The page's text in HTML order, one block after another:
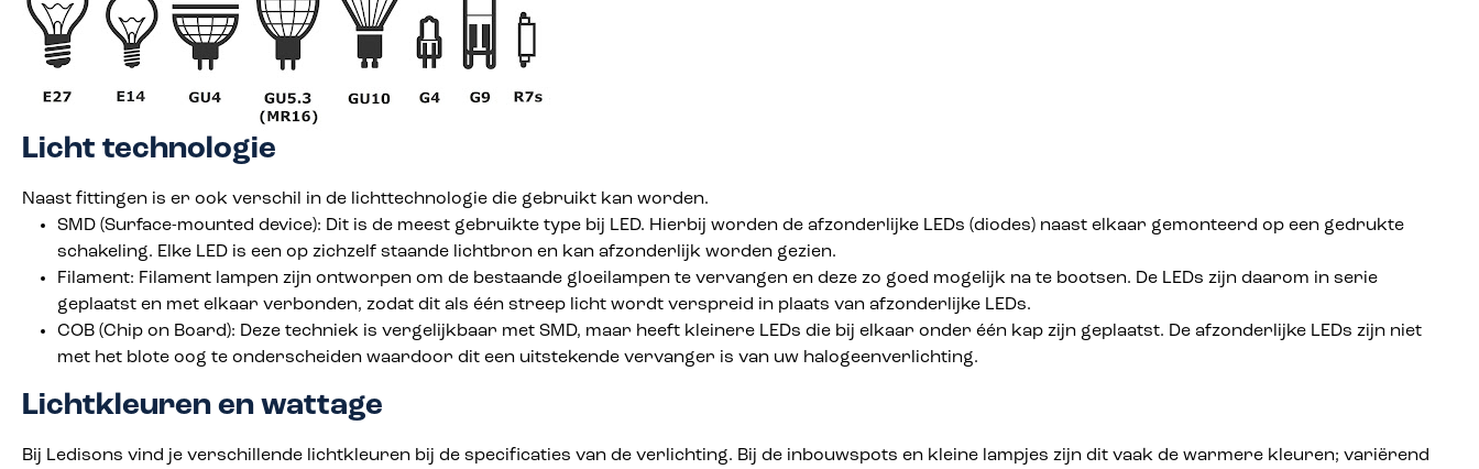
Licht technologie
Naast fittingen is er ook verschil in de lichttechnologie die gebruikt kan worden.
SMD (Surface-mounted device): Dit is de meest gebruikte type bij LED. Hierbij worden de afzonderlijke LEDs (diodes) naast elkaar gemonteerd op een gedrukte
schakeling. Elke LED is een op zichzelf staande lichtbron en kan afzonderlijk worden gezien.
Filament: Filament lampen zijn ontworpen om de bestaande gloeilampen te vervangen en deze zo goed mogelijk na te bootsen. De LEDs zijn daarom in serie
geplaatst en met elkaar verbonden, zodat dit als één streep licht wordt verspreid in plaats van afzonderlijke LEDs.
COB (Chip on Board): Deze techniek is vergelijkbaar met SMD, maar heeft kleinere LEDs die bij elkaar onder één kap zijn geplaatst. De afzonderlijke LEDs zijn niet
met het blote oog te onderscheiden waardoor dit een uitstekende vervanger is van uw halogeenverlichting.
Lichtkleuren en wattage
Bij Ledisons vind je verschillende lichtkleuren bij de specificaties van de verlichting. Bij de inbouwspots en kleine lampjes zijn dit vaak de warmere kleuren; variërend